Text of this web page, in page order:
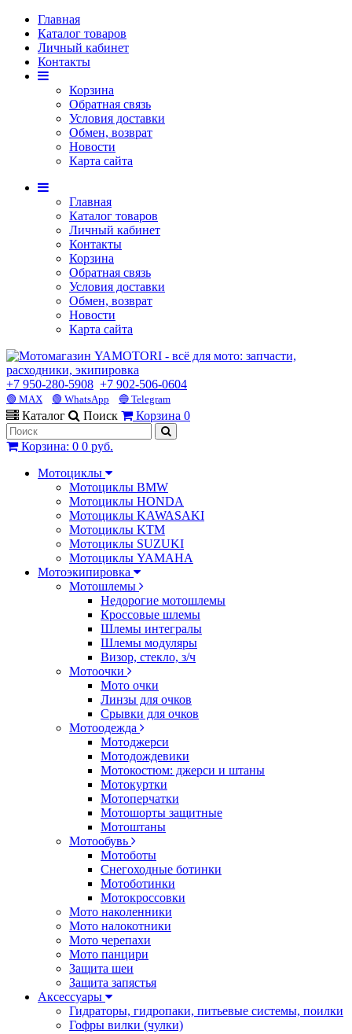
Главная
Каталог товаров
Личный кабинет
Контакты
Корзина
Обратная связь
Условия доставки
Обмен, возврат
Новости
Карта сайта
Главная
Каталог товаров
Личный кабинет
Контакты
Корзина
Обратная связь
Условия доставки
Обмен, возврат
Новости
Карта сайта
+7 950-280-5908 +7 902-506-0604
🟢 MAX 🟢 WhatsApp 🔵 Telegram
Каталог Поиск Корзина 0
Корзина: 0 0 руб.
Мотоциклы
Мотоциклы BMW
Мотоциклы HONDA
Мотоциклы KAWASAKI
Мотоциклы KTM
Мотоциклы SUZUKI
Мотоциклы YAMAHA
Мотоэкипировка
Мотошлемы
Недорогие мотошлемы
Кроссовые шлемы
Шлемы интегралы
Шлемы модуляры
Визор, стекло, з/ч
Мотоочки
Мото очки
Линзы для очков
Срывки для очков
Мотоодежда
Мотоджерси
Мотодождевики
Мотокостюм: джерси и штаны
Мотокуртки
Мотоперчатки
Мотошорты защитные
Мотоштаны
Мотообувь
Мотоботы
Снегоходные ботинки
Мотоботинки
Мотокроссовки
Мото наколенники
Мото налокотники
Мото черепахи
Мото панцири
Защита шеи
Защита запястья
Аксессуары
Гидраторы, гидропаки, питьевые системы, поилки
Гофры вилки (чулки)